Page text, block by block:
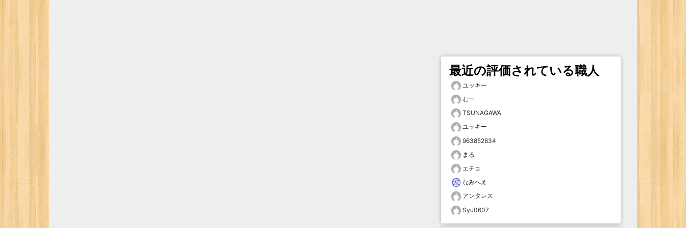
最近の評価されている職人
ユッキー
むー
TSUNAGAWA
ユッキー
963852834
まる
エチョ
なみへえ
アンタレス
Syu0607